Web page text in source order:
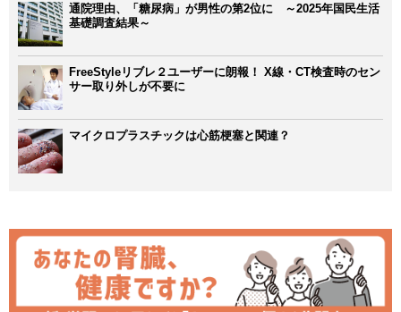
通院理由、「糖尿病」が男性の第2位に ～2025年国民生活
基礎調査結果～
FreeStyleリブレ２ユーザーに朗報！ X線・CT検査時のセン
サー取り外しが不要に
マイクロプラスチックは心筋梗塞と関連？